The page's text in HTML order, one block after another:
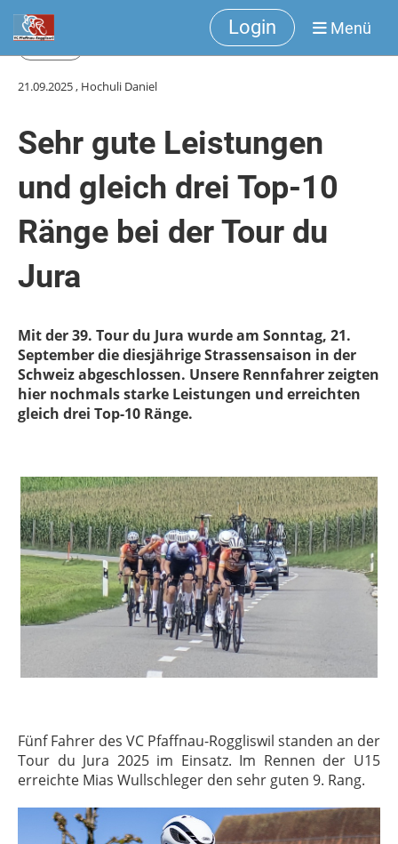
Login Menü
21.09.2025, Hochuli Daniel
Sehr gute Leistungen
und gleich drei Top-10
Ränge bei der Tour du
Jura
Mit der 39. Tour du Jura wurde am Sonntag, 21.
September die diesjährige Strassensaison in der
Schweiz abgeschlossen. Unsere Rennfahrer zeigten
hier nochmals starke Leistungen und erreichten
gleich drei Top-10 Ränge.
Fünf Fahrer des VC Pfaffnau-Roggliswil standen an der
Tour du Jura 2025 im Einsatz. Im Rennen der U15
erreichte Mias Wullschleger den sehr guten 9. Rang.